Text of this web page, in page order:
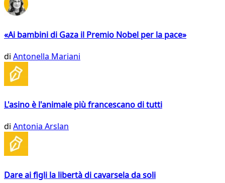
«Ai bambini di Gaza il Premio Nobel per la pace»
di Antonella Mariani
L'asino è l'animale più francescano di tutti
di Antonia Arslan
Dare ai figli la libertà di cavarsela da soli